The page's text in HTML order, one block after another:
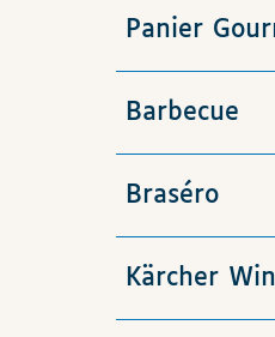
Panier
Barbecue
Braséro
Kärcher